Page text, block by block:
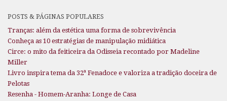
POSTS & PÁGINAS POPULARES
Tranças: além da estética uma forma de sobrevivência
Conheça as 10 estratégias de manipulação midiática
Circe: o mito da feiticeira da Odisseia recontado por Madeline
Miller
Livro inspira tema da 32ª Fenadoce e valoriza a tradição doceira de
Pelotas
Resenha - Homem-Aranha: Longe de Casa